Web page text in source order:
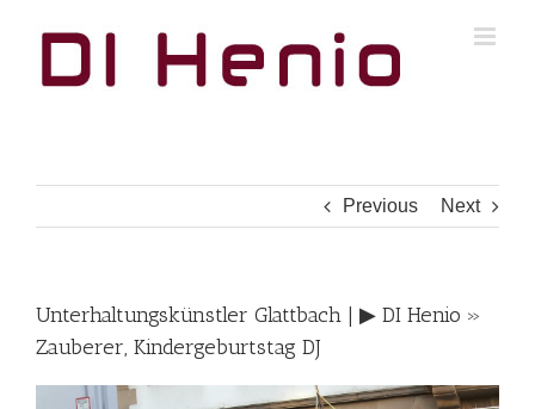
Previous Next
Unterhaltungskünstler Glattbach | ▶︎ DI Henio »
Zauberer, Kindergeburtstag DJ